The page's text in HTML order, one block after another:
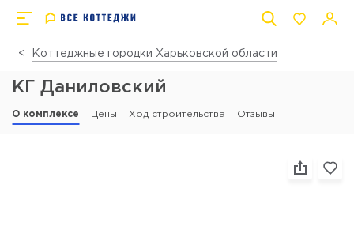
Коттеджные городки Харьковской области
КГ Даниловский
О комплексе Цены Ход строительства Отзывы